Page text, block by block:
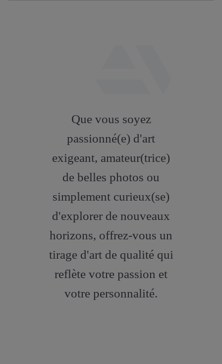
artstation
Que vous soyez
passionné(e) d'art
exigeant, amateur(trice)
de belles photos ou
simplement curieux(se)
d'explorer de nouveaux
horizons, offrez-vous un
tirage d'art de qualité qui
reflète votre passion et
votre personnalité.